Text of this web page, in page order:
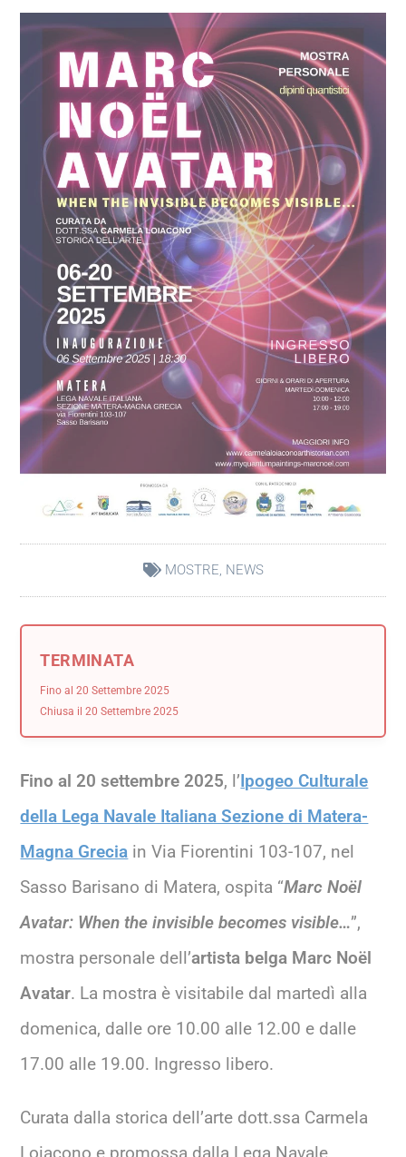
MOSTRE, NEWS
TERMINATA
Fino al 20 Settembre 2025
Chiusa il 20 Settembre 2025
Fino al 20 settembre 2025, l’Ipogeo Culturale
della Lega Navale Italiana Sezione di Matera-
Magna Grecia in Via Fiorentini 103-107, nel
Sasso Barisano di Matera, ospita “Marc Noël
Avatar: When the invisible becomes visible…”,
mostra personale dell’artista belga Marc Noël
Avatar. La mostra è visitabile dal martedì alla
domenica, dalle ore 10.00 alle 12.00 e dalle
17.00 alle 19.00. Ingresso libero.
Curata dalla storica dell’arte dott.ssa Carmela
Loiacono e promossa dalla Lega Navale